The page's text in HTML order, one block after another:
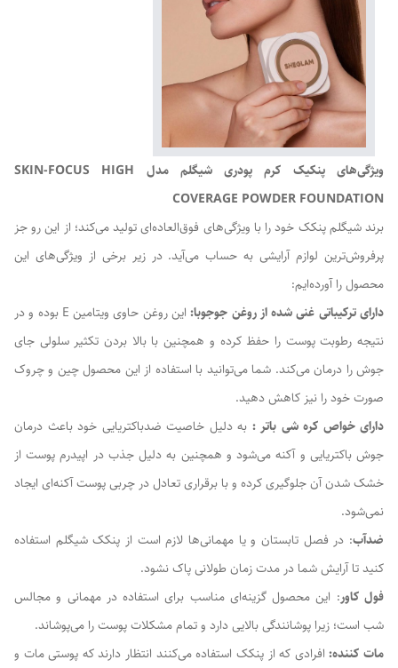
ویژگی‌های پنکیک کرم پودری شیگلم مدل SKIN-FOCUS HIGH
COVERAGE POWDER FOUNDATION
برند شیگلم پنکک خود را با ویژگی‌های فوق‌العاده‌ای تولید می‌کند؛ از این‌ رو جز
پرفروش‌ترین لوازم آرایشی به حساب می‌آید. در زیر برخی از ویژگی‌های این
محصول را آورده‌ایم:
دارای ترکیباتی غنی شده از روغن جوجوبا:
این روغن حاوی ویتامین E بوده و در
نتیجه رطوبت پوست را حفظ کرده و همچنین با بالا بردن تکثیر سلولی جای
جوش را درمان می‌کند. شما می‌توانید با استفاده از این محصول چین و چروک
صورت خود را نیز کاهش دهید.
دارای خواص کره شی باتر : به دلیل خاصیت ضدباکتریایی خود باعث درمان
جوش باکتریایی و آکنه می‌شود و همچنین به دلیل جذب در اپیدرم پوست از
خشک شدن آن جلوگیری کرده و با برقراری تعادل در چربی پوست آکنه‌ای ایجاد
نمی‌شود.
ضدآب: در فصل تابستان و یا مهمانی‌ها لازم است از پنکک شیگلم استفاده
کنید تا آرایش شما در مدت زمان طولانی پاک نشود.
فول کاور: این محصول گزینه‌ای مناسب برای استفاده در مهمانی و مجالس
شب است؛ زیرا پوشانندگی بالایی دارد و تمام مشکلات پوست را می‌پوشاند.
مات کننده:افرادی که از پنکک استفاده می‌کنند انتظار دارند که پوستی مات و